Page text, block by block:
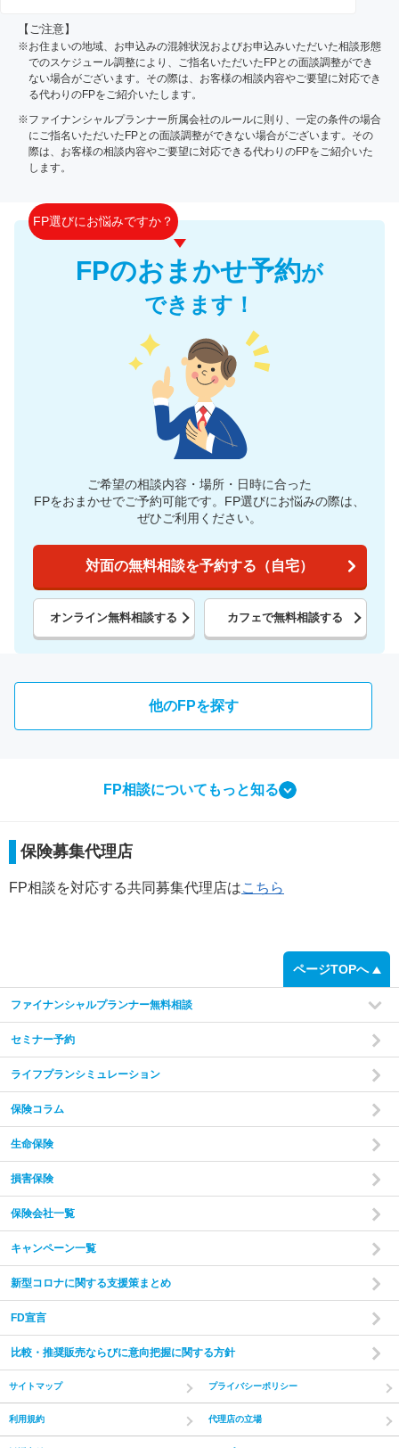
【ご注意】
※お住まいの地域、お申込みの混雑状況およびお申込みいただいた相談形態
でのスケジュール調整により、ご指名いただいたFPとの面談調整ができ
ない場合がございます。その際は、お客様の相談内容やご要望に対応でき
る代わりのFPをご紹介いたします。
※ファイナンシャルプランナー所属会社のルールに則り、一定の条件の場合
にご指名いただいたFPとの面談調整ができない場合がございます。その
際は、お客様の相談内容やご要望に対応できる代わりのFPをご紹介いた
します。
FP選びにお悩みですか？
FPのおまかせ予約が
できます！
ご希望の相談内容・場所・日時に合った
FPをおまかせでご予約可能です。 FP選びにお悩みの際は、
ぜひご利用ください。
対面の無料相談を予約する（自宅）
オンライン無料相談する カフェで無料相談する
他のFPを探す
FP相談についてもっと知る
相談ってなにをするの？
FP相談で行う3つのこと
あなたやご家族の状況やご希望をお伺いいたします。
の収入・支出・貯蓄の状況から、家計のバランスを把握し
た上で診断を行います。
step
2
保険募集代理店
FP相談を対応する共同募集代理店はこちら
ページTOPへ
ファイナンシャルプランナー無料相談
セミナー予約
ライフプランシミュレーション
保険コラム
生命保険
損害保険
保険会社一覧
キャンペーン一覧
新型コロナに関する支援策まとめ
FD宣言
比較・推奨販売ならびに意向把握に関する方針
サイトマップ プライバシーポリシー
利用規約 代理店の立場